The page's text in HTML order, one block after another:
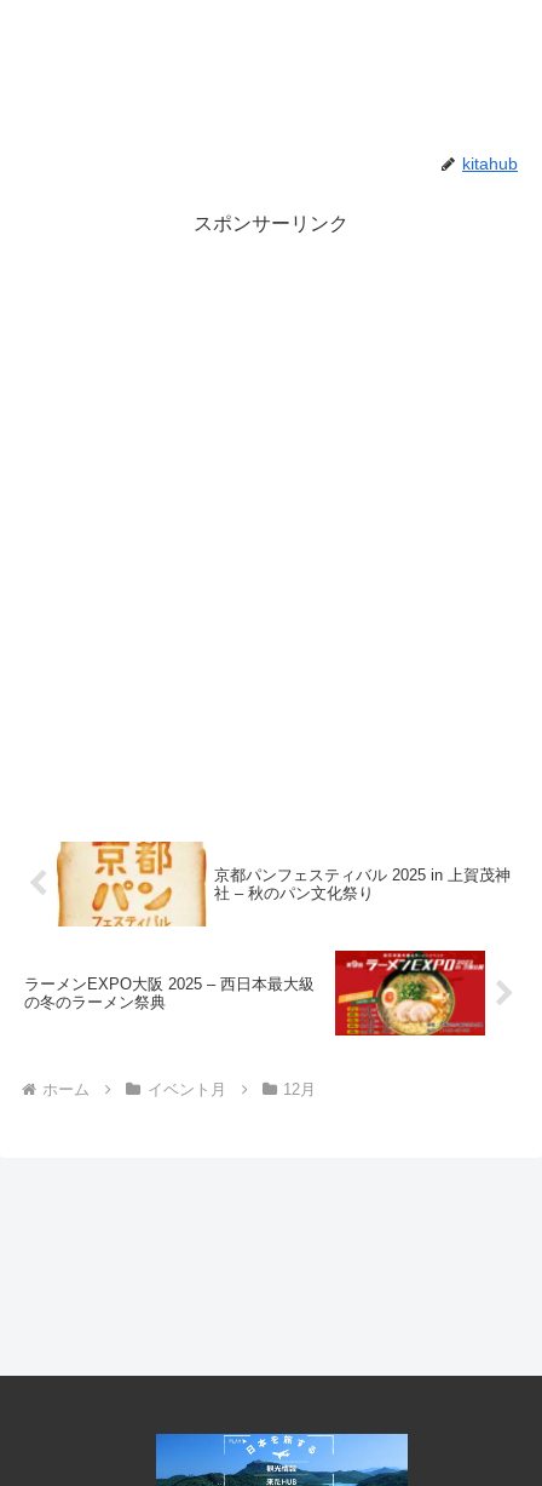
kitahub
スポンサーリンク
京都パンフェスティバル 2025 in 上賀茂神
社 – 秋のパン文化祭り
ラーメンEXPO大阪 2025 – 西日本最大級
の冬のラーメン祭典
ホーム イベント月 12月